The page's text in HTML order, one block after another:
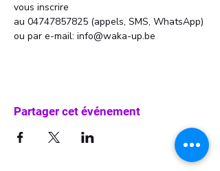
vous inscrire
au 04747857825 (appels, SMS, WhatsApp)
ou par e-mail: info@waka-up.be
Partager cet événement